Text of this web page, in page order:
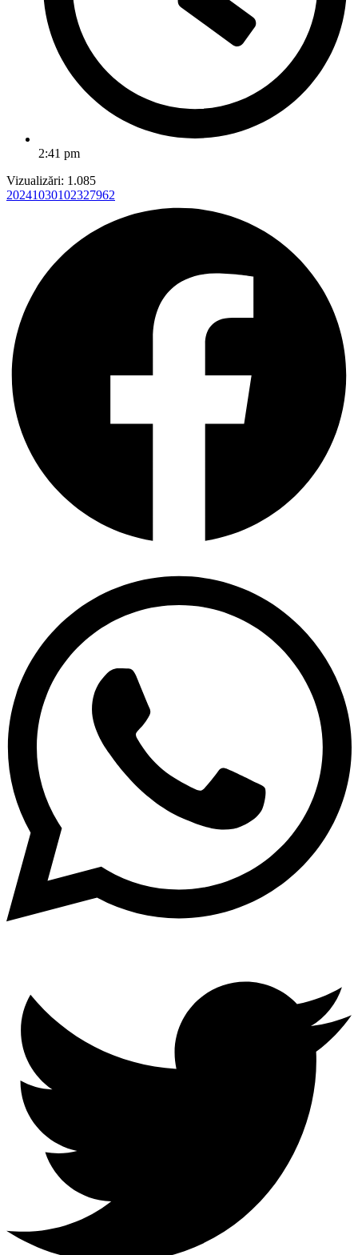
2:41 pm
Vizualizări: 1.085
20241030102327962